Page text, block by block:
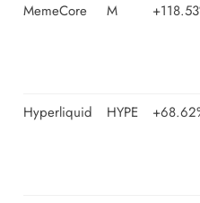
MemeCore
M
Hyperliquid
HYPE